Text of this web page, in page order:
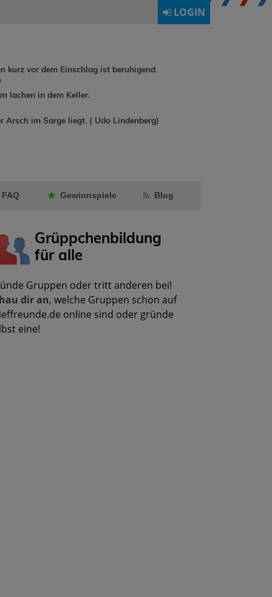
LOGIN
der Gruppe* Das
kurz vor dem Einschlag ist beruhigend.
lachen in dem Keller.
Arsch im Sarge liegt. ( Udo Lindenberg)
FAQ Gewinnspiele Blog
Grüppchenbildung
für alle
Gruppen oder tritt anderen bei!
dir an, welche Gruppen schon auf
online sind oder gründe
eine!